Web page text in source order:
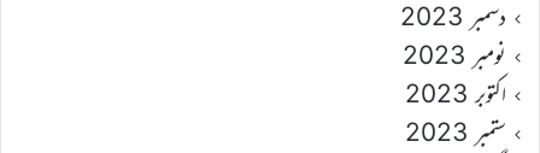
دسمبر 2023
نومبر 2023
اکتوبر 2023
ستمبر 2023